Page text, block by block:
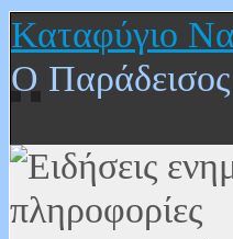
Καταφύγιο
Ο